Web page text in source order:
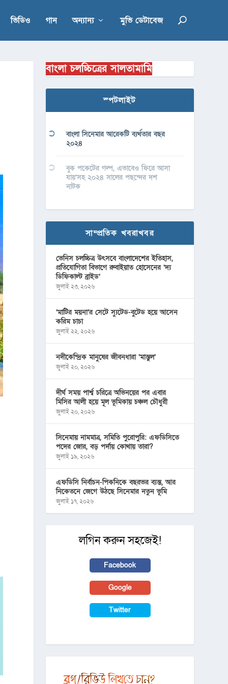
ভিডিও গান অন্যান্য মুভি ডেটাবেজ
বাংলা চলচ্চিত্রের সালতামামি
স্পটলাইট
বাংলা সিনেমার আরেকটি ব্যর্থতার বছর
২০২৪
বুক পকেটের গল্প, এভাবেও ফিরে আসা
যায়’সহ ২০২৪ সালের পছন্দের দশ
নাটক
সাম্প্রতিক খবরাখবর
ভেনিস চলচ্চিত্র উৎসবে বাংলাদেশের ইতিহাস,
প্রতিযোগিতা বিভাগে রুবাইয়াত হোসেনের ‘দ্য
ডিফিকাল্ট ব্রাইড’
জুলাই ২৩, ২০২৬
‘মাটির ময়না’র সেটে স্যুটেড-বুটেড হয়ে আসেন
করিম চাচা
জুলাই ২২, ২০২৬
নদীকেন্দ্রিক মানুষের জীবনধারা ‘মাস্তুল’
জুলাই ২০, ২০২৬
দীর্ঘ সময় পার্শ্ব চরিত্রে অভিনয়ের পর এবার
মিসির আলী হয়ে মূল ভূমিকায় চঞ্চল চৌধুরী
জুলাই ২০, ২০২৬
সিনেমায় নামমাত্র, সমিতি পুরোপুরি: এফডিসিতে
পদের জোর, বড় পর্দায় কোথায় তারা?
জুলাই ১৯, ২০২৬
এফডিসি নির্বাচন-পিকনিকে বছরভর ব্যস্ত, আর
নিকেতনে জেগে উঠছে সিনেমার নতুন ভূমি
জুলাই ১৭, ২০২৬
লগিন করুন সহজেই!
Facebook
Google
Twitter